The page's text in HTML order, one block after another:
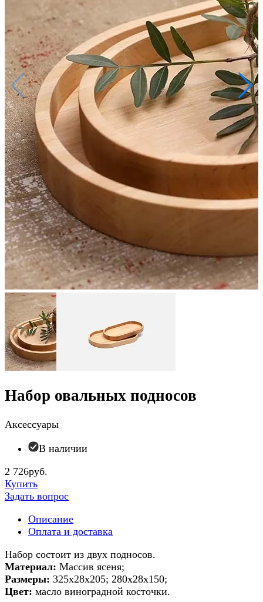
Набор овальных подносов
Аксессуары
В наличии
2 726руб.
Купить
Задать вопрос
Описание
Оплата и доставка
Набор состоит из двух подносов.
Материал: Массив ясеня;
Размеры: 325х28х205; 280х28х150;
Цвет: масло виноградной косточки.